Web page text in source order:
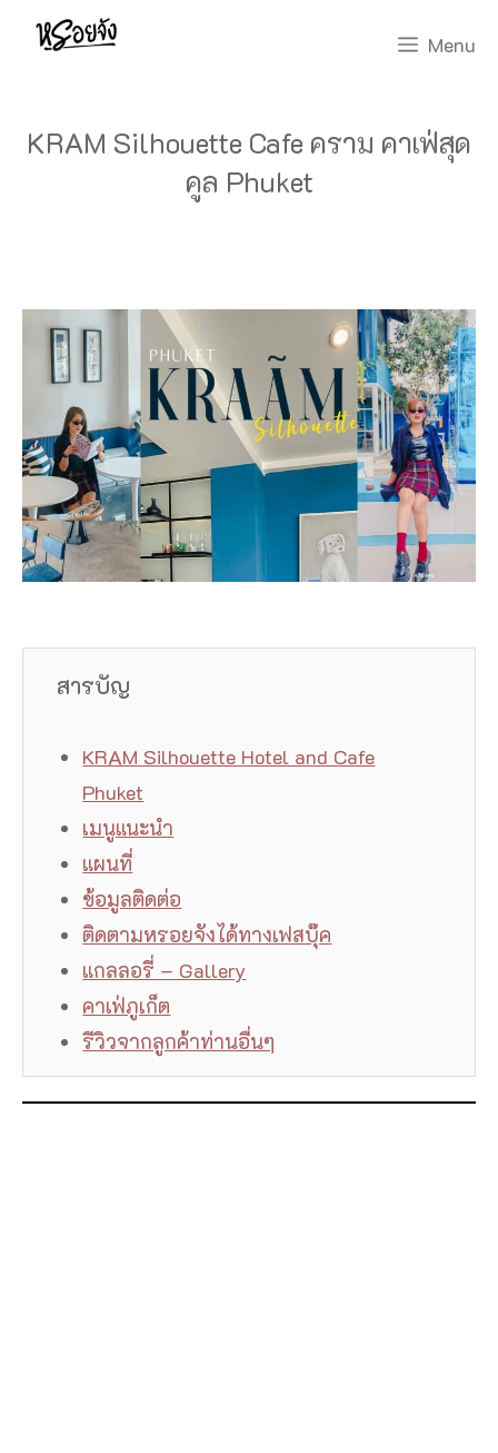
Skip
Menu
KRAM Silhouette Cafe คราม คาเฟ่สุด
คูล Phuket
สารบัญ
KRAM Silhouette Hotel and Cafe
Phuket
เมนูแนะนำ
แผนที่
ข้อมูลติดต่อ
ติดตามหรอยจังได้ทางเฟสบุ๊ค
แกลลอรี่ – Gallery
คาเฟ่ภูเก็ต
รีวิวจากลูกค้าท่านอื่นๆ